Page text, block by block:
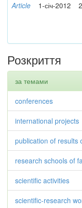
Article 1-січ-2012
Розкриття
за темами
conferences
international projects
publication of results
research schools of
scientific activities
scientific-research